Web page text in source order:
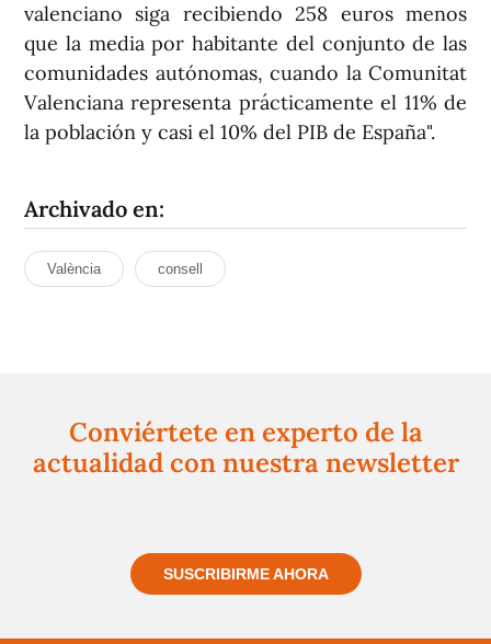
valenciano siga recibiendo 258 euros menos
que la media por habitante del conjunto de las
comunidades autónomas, cuando la Comunitat
Valenciana representa prácticamente el 11% de
la población y casi el 10% del PIB de España".
Archivado en:
València consell
Conviértete en experto de la
actualidad con nuestra newsletter
SUSCRIBIRME AHORA